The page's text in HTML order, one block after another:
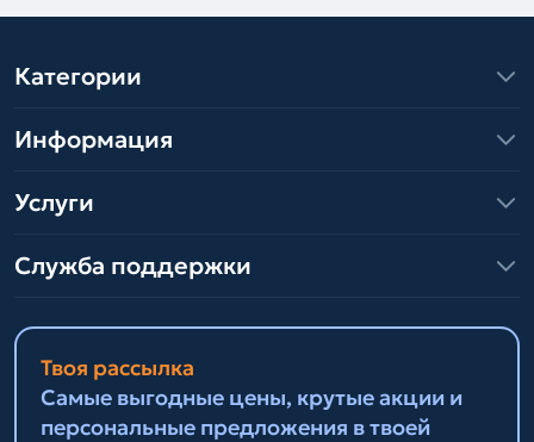
Категории
Информация
Услуги
Служба поддержки
Твоя рассылка
Самые выгодные цены, крутые акции и
персональные предложения в твоей